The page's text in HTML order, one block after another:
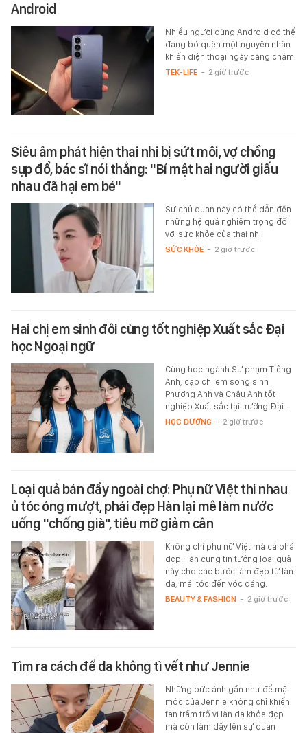
Android
Nhiều người dùng Android có thể
đang bỏ quên một nguyên nhân
khiến điện thoại ngày càng chậm.
TEK-LIFE - 2 giờ trước
Siêu âm phát hiện thai nhi bị sứt môi, vợ chồng
sụp đổ, bác sĩ nói thẳng: "Bí mật hai người giấu
nhau đã hại em bé"
Sự chủ quan này có thể dẫn đến
những hệ quả nghiêm trọng đối
với sức khỏe của thai nhi.
SỨC KHỎE - 2 giờ trước
Hai chị em sinh đôi cùng tốt nghiệp Xuất sắc Đại
học Ngoại ngữ
Cùng học ngành Sư phạm Tiếng
Anh, cặp chị em song sinh
Phương Anh và Châu Anh tốt
nghiệp Xuất sắc tại trường Đại…
HỌC ĐƯỜNG - 2 giờ trước
Loại quả bán đầy ngoài chợ: Phụ nữ Việt thi nhau
ủ tóc óng mượt, phái đẹp Hàn lại mê làm nước
uống "chống già", tiêu mỡ giảm cân
Không chỉ phụ nữ Việt mà cả phái
đẹp Hàn cũng tin tưởng loại quả
này cho các bước làm đẹp từ làn
da, mái tóc đến vóc dáng.
BEAUTY & FASHION - 2 giờ trước
Tìm ra cách để da không tì vết như Jennie
Những bức ảnh gần như để mặt
mộc của Jennie không chỉ khiến
fan trầm trồ vì làn da khỏe đẹp
mà còn làm dấy lên sự quan